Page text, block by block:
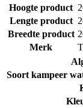
Hoogte product
Lengte product
Breedte product
Merk
Soort kampeer